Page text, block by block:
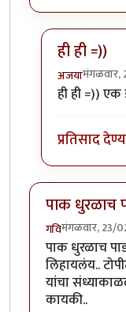
ही ही =))
अजयामंगळवार,
In reply to
ही ही =)) एक
प्रतिसाद
पाक धुरळाच
गविमंगळवार, 23/
पाक धुरळाच
लिहायलंय..
यांचा
कायकी..